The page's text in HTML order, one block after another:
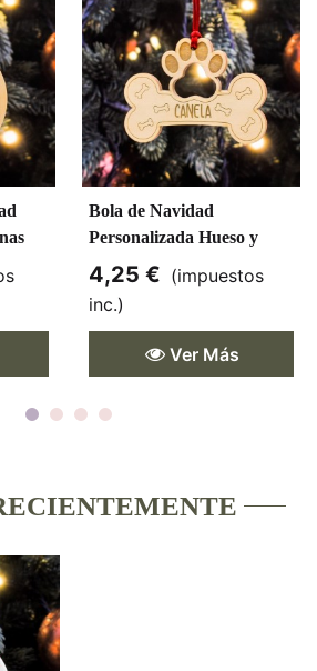
Bola de Navidad
Personalizada Hueso y
Huella de Perro
4,25 € (impuestos
inc.)
Ver Más